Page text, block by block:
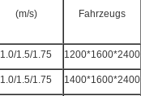
(m/s)
Fahrzeugs
1.0/1.5/1.75 1200*1600*2400
1.0/1.5/1.75 1400*1600*2400